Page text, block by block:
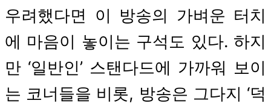
우려했다면 이 방송의 가벼운 터치
에 마음이 놓이는 구석도 있다. 하지
만 ‘일반인’ 스탠다드에 가까워 보이
는 코너들을 비롯, 방송은 그다지 ‘덕